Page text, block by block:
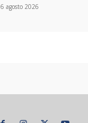
6 agosto 2026